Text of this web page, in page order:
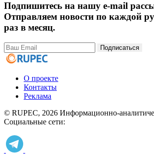
Подпишитесь на нашу e-mail
Отправляем новости по каждой
раз в месяц.
Подписаться
О проекте
Контакты
Реклама
© RUPEC, 2026 Информационно-
Социальные сети: